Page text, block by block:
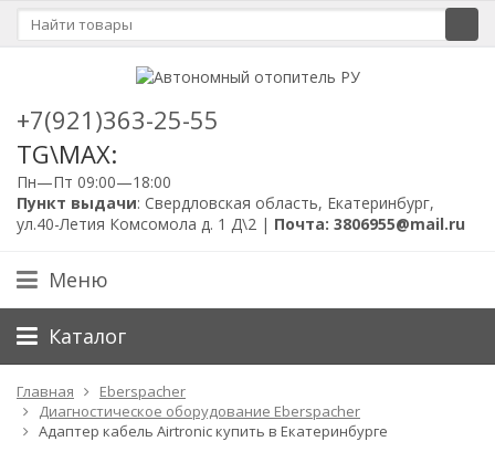
+7(921)363-25-55
TG\MAX:
Пн—Пт 09:00—18:00
Пункт выдачи: Свердловская область, Екатеринбург,
ул.40-Летия Комсомола д. 1 Д\2 | Почта: 3806955@mail.ru
Меню
Каталог
Главная
Eberspacher
Диагностическое оборудование Eberspacher
Адаптер кабель Airtronic купить в Екатеринбурге